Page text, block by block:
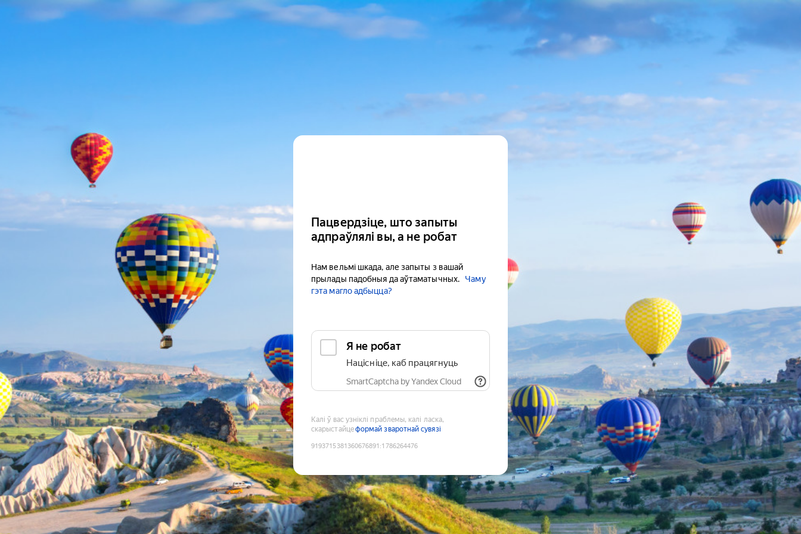
Пацвердзіце, што запыты
адпраўлялі вы, а не робат
Нам вельмі шкада, але запыты з вашай
прылады падобныя да аўтаматычных.
Чаму
гэта магло адбыцца?
Я не робат
Націсніце, каб працягнуць
SmartCaptcha by Yandex Cloud
Калі ў вас узніклі праблемы, калі ласка,
скарыстайцеформай зваротнай сувязі
9193715381360676891 :1786264476